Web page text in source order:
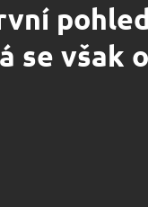
se však